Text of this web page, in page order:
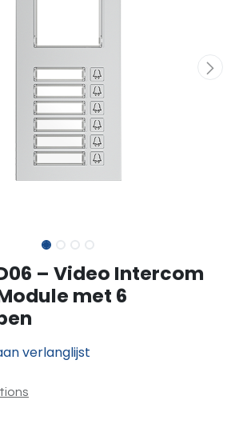
– Video Intercom
met 6
verlanglijst